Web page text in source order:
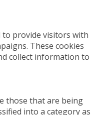
to provide visitors with
These cookies
collect information to
those that are being
into a category as